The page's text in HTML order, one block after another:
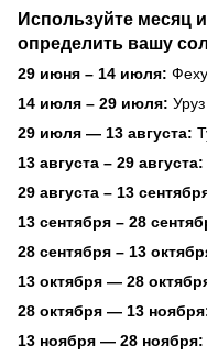
Используйте месяц
определить вашу
29 июня – 14 июля: Феху
14 июля – 29 июля: Уруз
29 июля — 13 августа:
13 августа – 29 августа:
29 августа – 13
13 сентября – 28
28 сентября – 13
13 октября — 28
28 октября — 13
13 ноября — 28 ноября: